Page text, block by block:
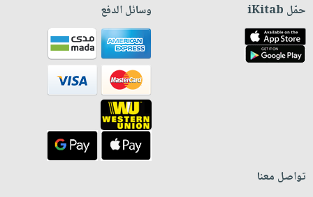
حمّل iKitab وسائل الدفع
تواصل معنا